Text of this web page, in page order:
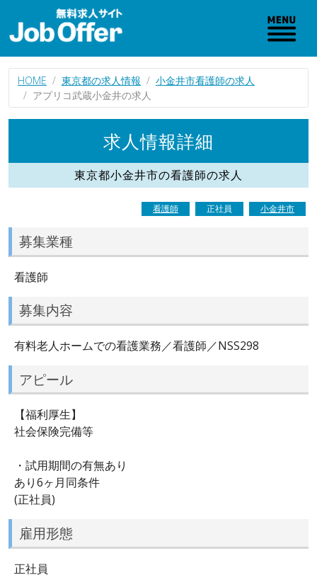
HOME 東京都の求人情報
小金井市看護師の求人
アプリコ武蔵小金井の求人
求人情報詳細
東京都小金井市の看護師の求人
看護師 正社員 小金井市
募集業種
看護師
募集内容
有料老人ホームでの看護業務／看護師／NSS298
アピール
【福利厚生】
社会保険完備等
・試用期間の有無あり
あり6ヶ月同条件
(正社員)
雇用形態
正社員